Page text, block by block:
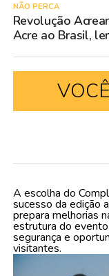
NÃO PERCA
Revolução
Acre ao Brasil,
A escolha do
sucesso da edição
prepara melhorias
estrutura do
segurança e
visitantes.